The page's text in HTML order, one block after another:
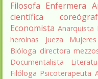
Filosofa Enfermera
científica
Economista Anarquista
heroínas
Jueza
Bióloga directora
Documentalista
Filóloga Psicoterapeuta